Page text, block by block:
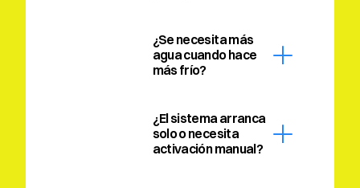
¿Se necesita más
agua cuando hace
más frío?
¿El sistema arranca
solo o necesita
activación manual?